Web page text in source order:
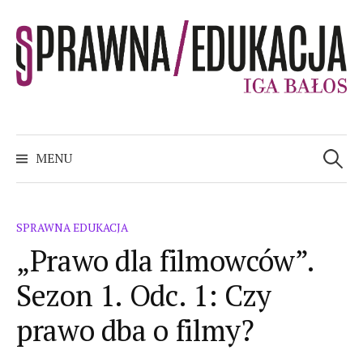
to
content
MENU Szukaj:
SPRAWNA EDUKACJA
„Prawo dla filmowców”.
Sezon 1. Odc. 1: Czy
prawo dba o filmy?